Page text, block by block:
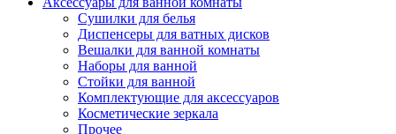
Сушилки для белья
Диспенсеры для ватных дисков
Вешалки для ванной комнаты
Наборы для ванной
Стойки для ванной
Комплектующие для аксессуаров
Косметические зеркала
Прочее